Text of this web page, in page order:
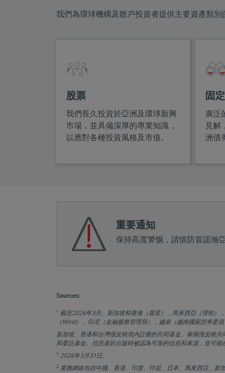
我們為環球機構及散戶投資者提供主要資產類別
股票
我們長久投資於亞洲及環球新興
市場，並具備深厚的專業知識，
以應對各種投資風格及市值。
固
廣泛
見解
洲債
重要通知
保持高度警惕，請慎防冒認瀚
Sources:
^ 截至2026年3月。新加坡和香港（晨星），馬來西亞（理柏）
（Wind），印尼（金融服務管理局），越南（越南國家證券委
新加坡、香港和台灣僅反映境內註冊的共同基金。泰國僅反映
和委託基金。信息基於出版時被認為可靠的信息和來源，並可能
1 2026年3月31日。
2 業務網絡包括中國、香港、印度、印尼、日本、馬來西亞、新